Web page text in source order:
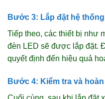
Bước 3: Lắp đặt hệ thống
Tiếp theo, các thiết bị như
đèn LED sẽ được lắp đặt.
quyết định đến hiệu quả
Bước 4: Kiểm tra và